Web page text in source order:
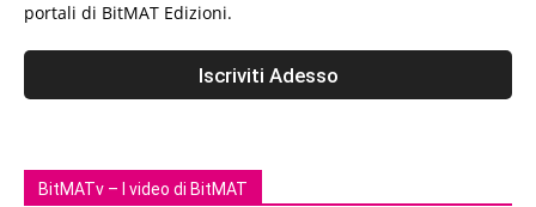
portali di BitMAT Edizioni.
BitMATv – I video di BitMAT